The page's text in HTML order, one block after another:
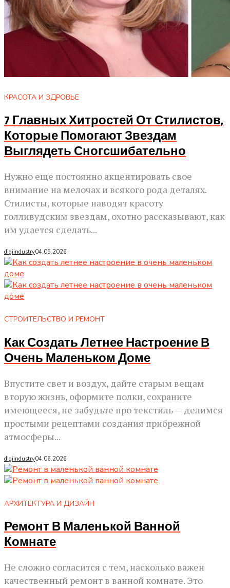
КРАСОТА И ЗДРОВЬЕ
7 Главных Хитростей От Стилистов,
Которые Помогают Звездам
Выглядеть Сногсшибательно
Нужно еще постоянно акцентировать свое
внимание на мелочах и всякого рода деталях.
Стилисты, которые наводят красоту
голливудским звездам, охотно рассказывают, как
им удается сделать...
digiindustry04.05.2026
СТРОИТЕЛЬСТВО И РЕМОНТ
Как Создать Летнее Настроение В
Очень Маленьком Доме
Впустите свет и воздух, дайте старым вещам
вторую жизнь, оформите полки, сохраните
имеющееся, не забудьте про текстиль — делимся
простыми рецептами создания прибрежной
атмосферы...
digiindustry04.06.2026
АРХИТЕКТУРА И ДИЗАЙН
Ремонт В Маленькой Ванной
Комнате
Не сложно согласится с тем, насколько важен
качественный ремонт в ванной комнате. Это